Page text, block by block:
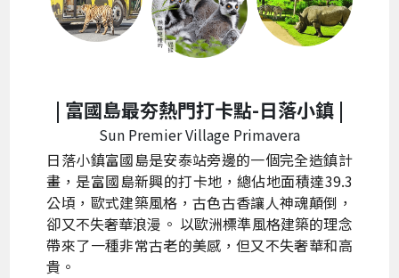
| 富國島最夯熱門打卡點-日落小鎮 |
Sun Premier Village Primavera
日落小鎮富國島是安泰站旁邊的一個完全造鎮計
畫，是富國島新興的打卡地，總佔地面積達39.3
公頃，歐式建築風格，古色古香讓人神魂顛倒，
卻又不失奢華浪漫。 以歐洲標準風格​​建築的理念
帶來了一種非常古老的美感，但又不失奢華和高
貴。